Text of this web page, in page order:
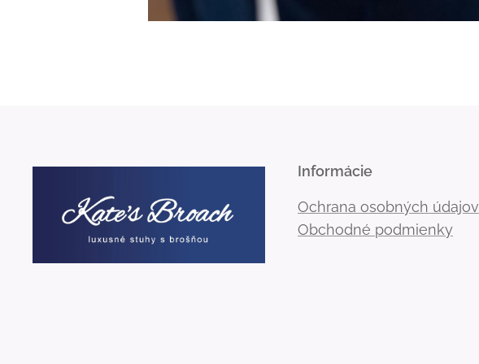
Informácie
Ochrana osobných údajov
Obchodné podmienky